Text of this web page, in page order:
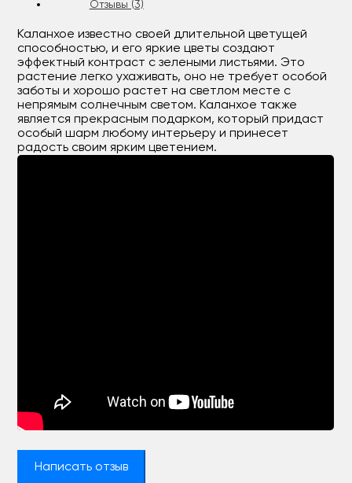
Отзывы (3)
Каланхое известно своей длительной цветущей
способностью, и его яркие цветы создают
эффектный контраст с зелеными листьями. Это
растение легко ухаживать, оно не требует особой
заботы и хорошо растет на светлом месте с
непрямым солнечным светом. Каланхое также
является прекрасным подарком, который придаст
особый шарм любому интерьеру и принесет
радость своим ярким цветением.
Написать отзыв